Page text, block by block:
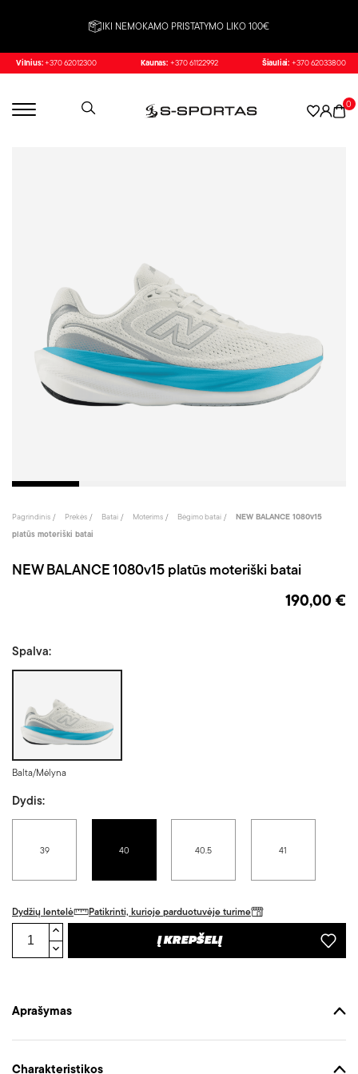
IKI NEMOKAMO PRISTATYMO LIKO 100€
Vilnius: +370 62012300 Kaunas: +370 61122992 Šiauliai: +370 62033800
0
Pagrindinis Prekės Batai Moterims Bėgimo batai
NEW BALANCE 1080v15
platūs moteriški batai
NEW BALANCE 1080v15 platūs moteriški batai
190,00 €
Spalva:
Balta/Mėlyna
Dydis:
39 40 40.5 41
Dydžių lentelė Patikrinti, kurioje parduotuvėje turime
Į KREPŠELĮ
Aprašymas
Charakteristikos